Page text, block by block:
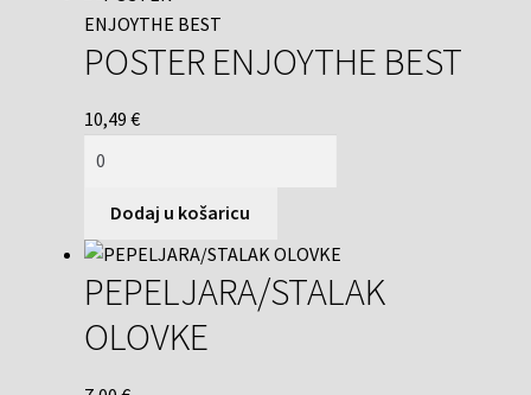
POSTER ENJOYTHE BEST
10,49 €
Dodaj u košaricu
PEPELJARA/STALAK
OLOVKE